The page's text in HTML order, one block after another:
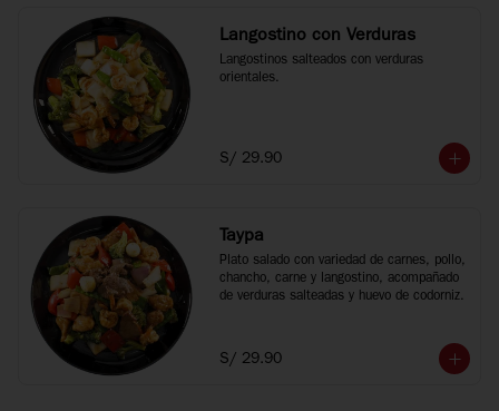
Langostino con Verduras
Langostinos salteados con verduras
orientales.
S/ 29.90
Taypa
Plato salado con variedad de carnes, pollo,
chancho, carne y langostino, acompañado
de verduras salteadas y huevo de codorniz.
S/ 29.90